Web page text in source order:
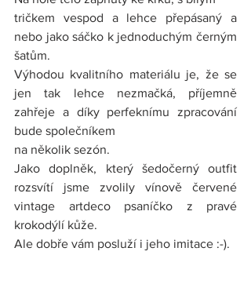
tričkem vespod a lehce přepásaný a
nebo jako sáčko k jednoduchým černým
šatům.
Výhodou kvalitního materiálu je, že se
jen tak lehce nezmačká, příjemně
zahřeje a díky perfeknímu zpracování
bude společníkem
na několik sezón.
Jako doplněk, který šedočerný outfit
rozsvítí jsme zvolily vínově červené
vintage artdeco psaníčko z pravé
krokodýlí kůže.
Ale dobře vám posluží i jeho imitace :-).